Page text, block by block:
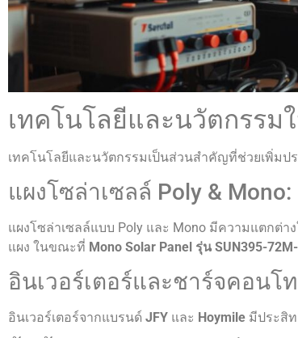
เทคโนโลยีและนวัตกรรม
เทคโนโลยีและนวัตกรรมเป็นส่วนสำคัญที่ช่วยเพิ่ม
แผงโซล่าเซลล์ Poly &
แผงโซล่าเซลล์แบบ Poly และ Mono มีความแตกต่
แผง ในขณะที่ Mono Solar Panel รุ่น SUN395-
อินเวอร์เตอร์และชาร์จคอนโ
อินเวอร์เตอร์จากแบรนด์ JFY และ Hoymile มีประสิ